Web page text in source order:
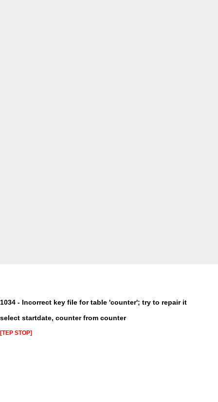
1034 - Incorrect key file for table 'counter'; try to repair it
select startdate, counter from counter
[TEP STOP]